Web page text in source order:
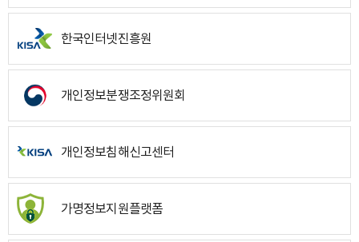
한국인터넷진흥원
개인정보분쟁조정위원회
개인정보침해신고센터
가명정보지원플랫폼